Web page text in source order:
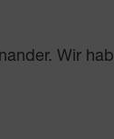
Wir